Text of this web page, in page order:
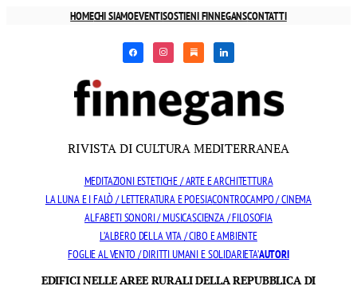
HOMECHI SIAMOEVENTISOSTIENI FINNEGANSCONTATTI
facebookinstagramsubstacklinkedin
RIVISTA DI CULTURA MEDITERRANEA
MEDITAZIONI ESTETICHE / ARTE E ARCHITETTURA
LA LUNA E I FALÒ / LETTERATURA E POESIACONTROCAMPO / CINEMA
ALFABETI SONORI / MUSICASCIENZA / FILOSOFIA
L’ALBERO DELLA VITA / CIBO E AMBIENTE
FOGLIE AL VENTO / DIRITTI UMANI E SOLIDARIETA’AUTORI
EDIFICI NELLE AREE RURALI DELLA REPUBBLICA DI